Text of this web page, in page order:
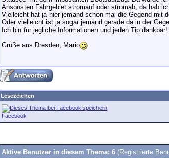
Ansonsten Fahrgebiet stromauf oder stromab, da hab
Vielleicht hat ja hier jemand schon mal die Gegend mit
Oder vielleicht ist ja sogar jemand gerade da in der
Ich bin für jegliche Informationen und jeden Tip dankbar!
Grüße aus Dresden, Mario
Lesezeichen
Facebook
Aktive Benutzer in diesem Thema: 6 (Registrierte